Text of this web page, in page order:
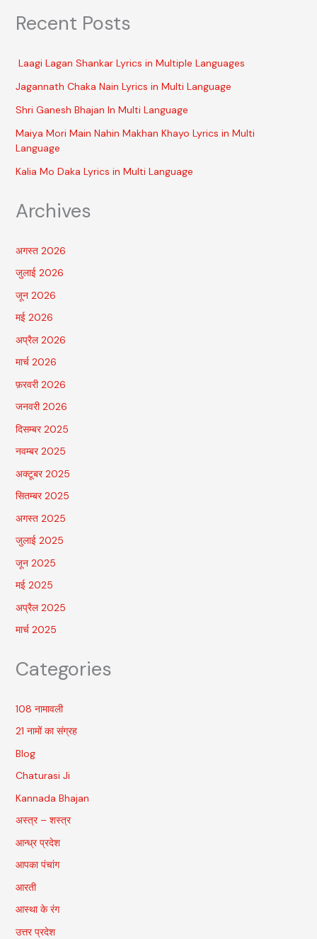
Recent Posts
Laagi Lagan Shankar Lyrics in Multiple Languages
Jagannath Chaka Nain Lyrics in Multi Language
Shri Ganesh Bhajan In Multi Language
Maiya Mori Main Nahin Makhan Khayo Lyrics in Multi
Language
Kalia Mo Daka Lyrics in Multi Language
Archives
अगस्त 2026
जुलाई 2026
जून 2026
मई 2026
अप्रैल 2026
मार्च 2026
फ़रवरी 2026
जनवरी 2026
दिसम्बर 2025
नवम्बर 2025
अक्टूबर 2025
सितम्बर 2025
अगस्त 2025
जुलाई 2025
जून 2025
मई 2025
अप्रैल 2025
मार्च 2025
Categories
108 नामावली
21 नामों का संग्रह
Blog
Chaturasi Ji
Kannada Bhajan
अस्त्र – शस्त्र
आन्ध्र प्रदेश
आपका पंचांग
आरती
आस्था के रंग
उत्तर प्रदेश